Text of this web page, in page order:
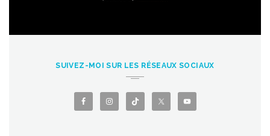
SUIVEZ-MOI SUR LES RÉSEAUX SOCIAUX